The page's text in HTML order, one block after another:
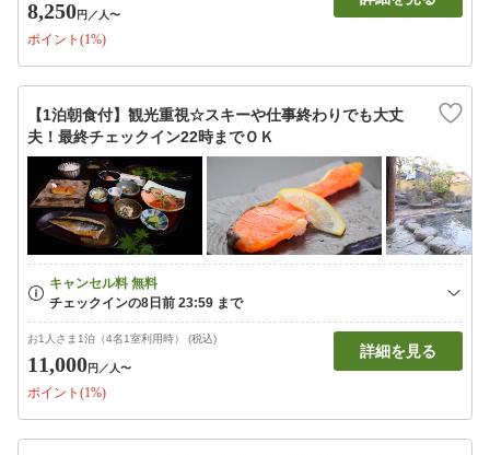
8,250円 ／人〜
ポイント(1%)
【1泊朝食付】観光重視☆スキーや仕事終わりでも大丈
夫！最終チェックイン22時までＯＫ
お1人さま1泊（4名1室利用時） (税込)
11,000円 ／人〜
ポイント(1%)
詳細を見る